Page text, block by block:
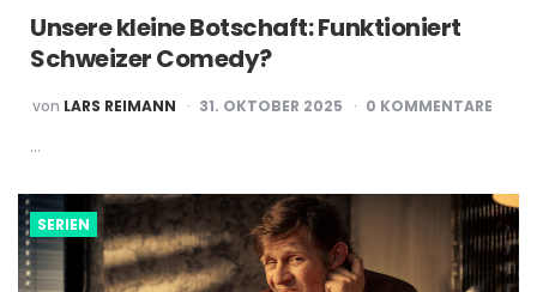
Unsere kleine Botschaft: Funktioniert
Schweizer Comedy?
POSTED
BY
von LARS REIMANN 31. OKTOBER 2025 0 KOMMENTARE
…
SERIEN